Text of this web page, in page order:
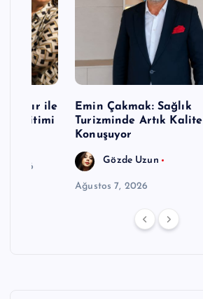
Nazır ile
Eğitimi
2026
Emin Çakmak: Sağlık
Turizminde Artık Kalite
Konuşuyor
Gözde Uzun
Ağustos 7, 2026